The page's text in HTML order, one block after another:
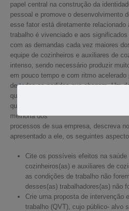
papel central na construção da
pessoal e promove o desenvolvimento
esse fator está diretamente
trabalho é vivenciado e aos
com as demandas cada vez maiores
equipe de cozinheiros e auxiliares de
intenso, sendo necessário produzir
em pouco tempo e com ritmo acelerado
de todos os pedidos que chegam. Um
que nesses momentos “não dá tempo
que você é o consultor que auxiliará o
melhoria dos
processos de sua empresa, descreva
apresentado a ele, os seguintes
Cite os possíveis efeitos na
cozinheiros(as) e auxiliares de
as condições de trabalho não
desses(as) trabalhadores(as) não
Crie uma proposta de intervenção
trabalho (QVT), cujo público- alvo